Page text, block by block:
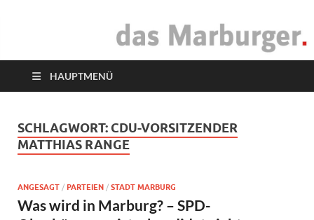
das Marburger.
HAUPTMENÜ
SCHLAGWORT: CDU-VORSITZENDER
MATTHIAS RANGE
ANGESAGT / PARTEIEN / STADT MARBURG
Was wird in Marburg? – SPD-